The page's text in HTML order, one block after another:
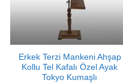
Erkek Terzi Mankeni Ahşap
Kollu Tel Kafalı Özel Ayak
Tokyo Kumaşlı